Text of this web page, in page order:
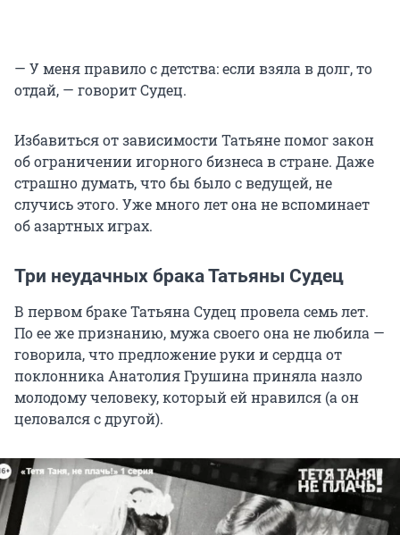
— У меня правило с детства: если взяла в долг, то
отдай, — говорит Судец.
Избавиться от зависимости Татьяне помог закон
об ограничении игорного бизнеса в стране. Даже
страшно думать, что бы было с ведущей, не
случись этого. Уже много лет она не вспоминает
об азартных играх.
Три неудачных брака Татьяны Судец
В первом браке Татьяна Судец провела семь лет.
По ее же признанию, мужа своего она не любила —
говорила, что предложение руки и сердца от
поклонника Анатолия Грушина приняла назло
молодому человеку, который ей нравился (а он
целовался с другой).